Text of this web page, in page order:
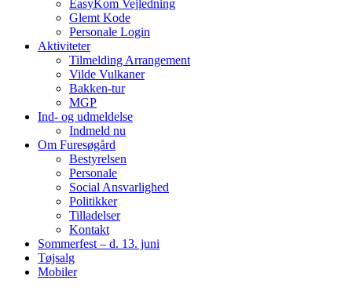
EasyKom Vejledning
Glemt Kode
Personale Login
Aktiviteter
Tilmelding Arrangement
Vilde Vulkaner
Bakken-tur
MGP
Ind- og udmeldelse
Indmeld nu
Om Furesøgård
Bestyrelsen
Personale
Social Ansvarlighed
Politikker
Tilladelser
Kontakt
Sommerfest – d. 13. juni
Tøjsalg
Mobiler